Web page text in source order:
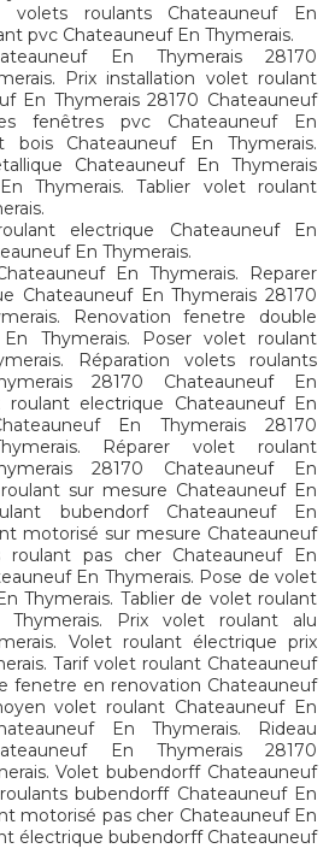
volets roulants Chateauneuf En
pvc Chateauneuf En Thymerais.
En Thymerais 28170
Prix installation volet roulant
En Thymerais 28170 Chateauneuf
fenêtres pvc Chateauneuf En
bois Chateauneuf En Thymerais.
Chateauneuf En Thymerais
Thymerais. Tablier volet roulant
electrique Chateauneuf En
En Thymerais.
En Thymerais. Reparer
Chateauneuf En Thymerais 28170
Renovation fenetre double
Thymerais. Poser volet roulant
Réparation volets roulants
28170 Chateauneuf En
roulant electrique Chateauneuf En
En Thymerais 28170
Réparer volet roulant
28170 Chateauneuf En
sur mesure Chateauneuf En
bubendorf Chateauneuf En
motorisé sur mesure Chateauneuf
roulant pas cher Chateauneuf En
En Thymerais. Pose de volet
Thymerais. Tablier de volet roulant
Thymerais. Prix volet roulant alu
Volet roulant électrique prix
Tarif volet roulant Chateauneuf
fenetre en renovation Chateauneuf
volet roulant Chateauneuf En
En Thymerais. Rideau
En Thymerais 28170
Volet bubendorff Chateauneuf
bubendorff Chateauneuf En
motorisé pas cher Chateauneuf En
électrique bubendorff Chateauneuf